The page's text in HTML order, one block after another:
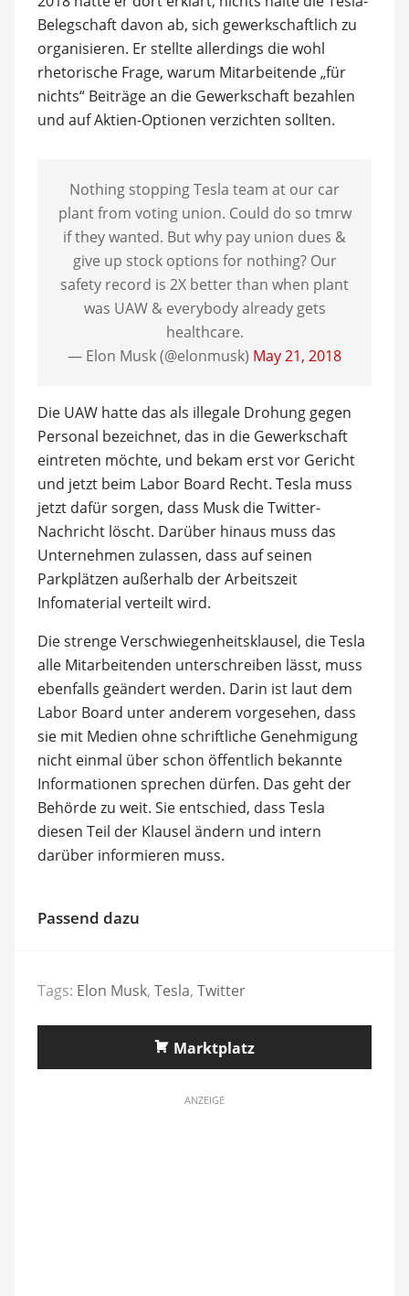
Belegschaft davon ab, sich gewerkschaftlich zu
organisieren. Er stellte allerdings die wohl
rhetorische Frage, warum Mitarbeitende „für
nichts“ Beiträge an die Gewerkschaft bezahlen
und auf Aktien-Optionen verzichten sollten.
Nothing stopping Tesla team at our car
plant from voting union. Could do so tmrw
if they wanted. But why pay union dues &
give up stock options for nothing? Our
safety record is 2X better than when plant
was UAW & everybody already gets
healthcare.
— Elon Musk (@elonmusk) May 21, 2018
Die UAW hatte das als illegale Drohung gegen
Personal bezeichnet, das in die Gewerkschaft
eintreten möchte, und bekam erst vor Gericht
und jetzt beim Labor Board Recht. Tesla muss
jetzt dafür sorgen, dass Musk die Twitter-
Nachricht löscht. Darüber hinaus muss das
Unternehmen zulassen, dass auf seinen
Parkplätzen außerhalb der Arbeitszeit
Infomaterial verteilt wird.
Die strenge Verschwiegenheitsklausel, die Tesla
alle Mitarbeitenden unterschreiben lässt, muss
ebenfalls geändert werden. Darin ist laut dem
Labor Board unter anderem vorgesehen, dass
sie mit Medien ohne schriftliche Genehmigung
nicht einmal über schon öffentlich bekannte
Informationen sprechen dürfen. Das geht der
Behörde zu weit. Sie entschied, dass Tesla
diesen Teil der Klausel ändern und intern
darüber informieren muss.
Passend dazu
Tags: Elon Musk, Tesla, Twitter
Marktplatz
ANZEIGE